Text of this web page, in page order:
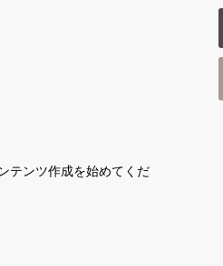
テンツ作成を始めてくだ